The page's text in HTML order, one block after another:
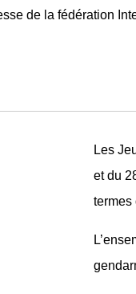
de la fédération
Les
et du
termes